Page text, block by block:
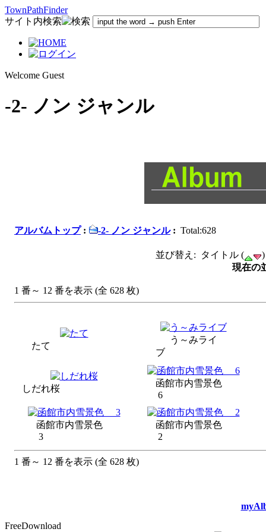
TownPathFinder
サイト内検索
Welcome Guest
-2- ノン ジャンル
アルバムトップ: -2- ノン ジャンル: Total:628
並び替え: タイトル (
現在の
1 番～ 12 番を表示 (全 628 枚)
たて
う～みライ
ブ
しだれ桜
函館市内雪景色
6
函館市内雪景色
3
函館市内雪景色
2
1 番～ 12 番を表示 (全 628 枚)
FreeDownload